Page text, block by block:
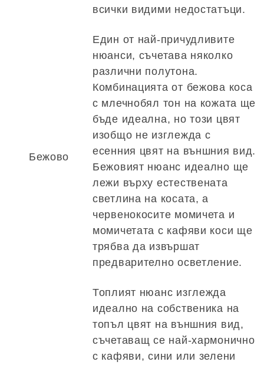
всички видими недостатъци.
Бежово
Един от най-причудливите
нюанси, съчетава няколко
различни полутона.
Комбинацията от бежова коса
с млечнобял тон на кожата ще
бъде идеална, но този цвят
изобщо не изглежда с
есенния цвят на външния вид.
Бежовият нюанс идеално ще
лежи върху естествената
светлина на косата, а
червенокосите момичета и
момичетата с кафяви коси ще
трябва да извършат
предварително осветление.
Топлият нюанс изглежда
идеално на собственика на
топъл цвят на външния вид,
съчетаващ се най-хармонично
с кафяви, сини или зелени